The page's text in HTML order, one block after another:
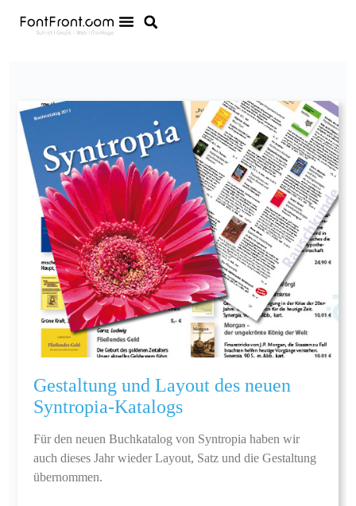
Gestaltung und Layout des neuen
Syntropia-Katalogs
Für den neuen Buchkatalog von Syntropia haben wir
auch dieses Jahr wieder Layout, Satz und die Gestaltung
übernommen.